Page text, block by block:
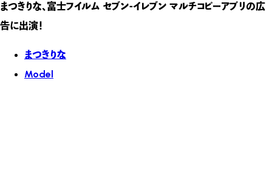
まつきりな、富士フイルム セブン-イレブン マルチコピーアプリの広
告に出演！
まつきりな
Model